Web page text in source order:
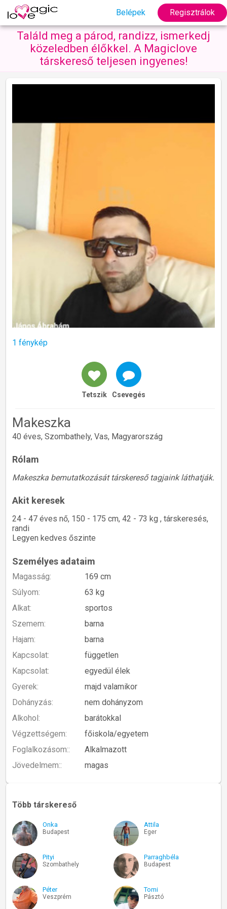
Belépek Regisztrálok
Találd meg a párod, randizz, ismerkedj
közeledben élőkkel. A Magiclove
társkereső teljesen ingyenes!
1 fénykép
Tetszik Csevegés
Makeszka
40 éves, Szombathely, Vas, Magyarország
Rólam
Makeszka bemutatkozását társkereső tagjaink láthatják.
Akit keresek
24 - 47 éves nő, 150 - 175 cm, 42 - 73 kg , társkeresés,
randi
Legyen kedves őszinte
Személyes adataim
Magasság:
169 cm
Súlyom:
63 kg
Alkat:
sportos
Szemem:
barna
Hajam:
barna
Kapcsolat:
független
Kapcsolat:
egyedül élek
Gyerek:
majd valamikor
Dohányzás:
nem dohányzom
Alkohol:
barátokkal
Végzettségem:
főiskola/egyetem
Foglalkozásom::
Alkalmazott
Jövedelmem::
magas
Több társkereső
Onka
Budapest
Attila
Eger
Pityi
Szombathely
Parraghbéla
Budapest
Péter
Veszprém
Tomi
Pásztó